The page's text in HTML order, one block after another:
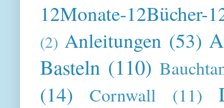
12Monate-12Bücher-
(2) Anleitungen (53)
Basteln (110)
(14) Cornwall (11)